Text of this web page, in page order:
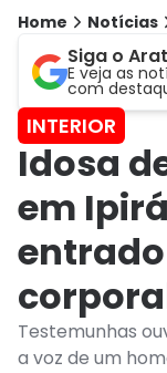
Home Notícias
Siga o
E veja as
com
INTERIOR
Idosa
em
Testemunhas
a voz de um